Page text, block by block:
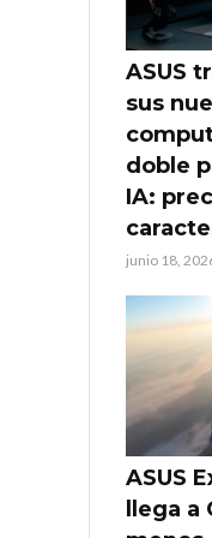
ASUS
sus
doble
IA:
junio 18,
ASUS
llega a